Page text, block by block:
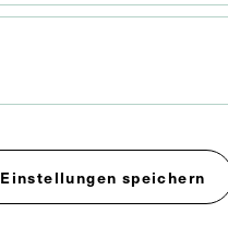
Einstellungen speichern